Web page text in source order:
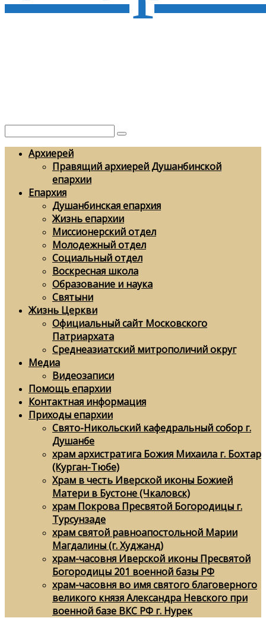
Архиерей
Правящий архиерей Душанбинской
епархии
Епархия
Душанбинская епархия
Жизнь епархии
Миссионерский отдел
Молодежный отдел
Социальный отдел
Воскресная школа
Образование и наука
Святыни
Жизнь Церкви
Официальный сайт Московского
Патриархата
Среднеазиатский митрополичий округ
Медиа
Видеозаписи
Помощь епархии
Контактная информация
Приходы епархии
Свято-Никольский кафедральный собор г.
Душанбе
храм архистратига Божия Михаила г. Бохтар
(Курган-Тюбе)
Храм в честь Иверской иконы Божией
Матери в Бустоне (Чкаловск)
храм Покрова Пресвятой Богородицы г.
Турсунзаде
храм святой равноапостольной Марии
Магдалины (г. Худжанд)
храм-часовня Иверской иконы Пресвятой
Богородицы 201 военной базы РФ
храм-часовня во имя святого благоверного
великого князя Александра Невского при
военной базе ВКС РФ г. Нурек